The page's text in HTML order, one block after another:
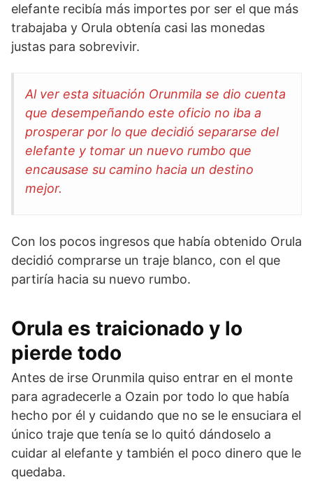
elefante recibía más importes por ser el que más
trabajaba y Orula obtenía casi las monedas
justas para sobrevivir.
Al ver esta situación Orunmila se dio cuenta
que desempeñando este oficio no iba a
prosperar por lo que decidió separarse del
elefante y tomar un nuevo rumbo que
encausase su camino hacia un destino
mejor.
Con los pocos ingresos que había obtenido Orula
decidió comprarse un traje blanco, con el que
partiría hacia su nuevo rumbo.
Orula es traicionado y lo
pierde todo
Antes de irse Orunmila quiso entrar en el monte
para agradecerle a Ozain por todo lo que había
hecho por él y cuidando que no se le ensuciara el
único traje que tenía se lo quitó dándoselo a
cuidar al elefante y también el poco dinero que le
quedaba.